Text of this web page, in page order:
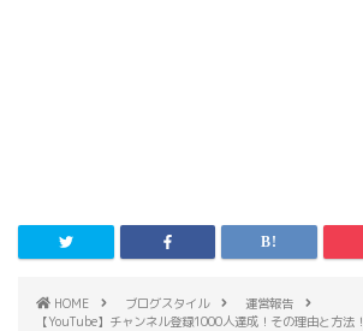
HOME ブログスタイル
運営報告
【YouTube】チャンネル登録1000人達成！その理由と方法！